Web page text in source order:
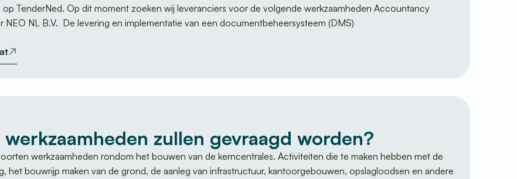
TenderNed. Op dit moment zoeken wij leveranciers voor de volgende werkzaamheden Accountancy
NEO NL B.V. De levering en implementatie van een documentbeheersysteem (DMS)
werkzaamheden zullen gevraagd worden?
werkzaamheden rondom het bouwen van de kerncentrales. Activiteiten die te maken hebben met de
het bouwrijp maken van de grond, de aanleg van infrastructuur, kantoorgebouwen, opslagloodsen en andere